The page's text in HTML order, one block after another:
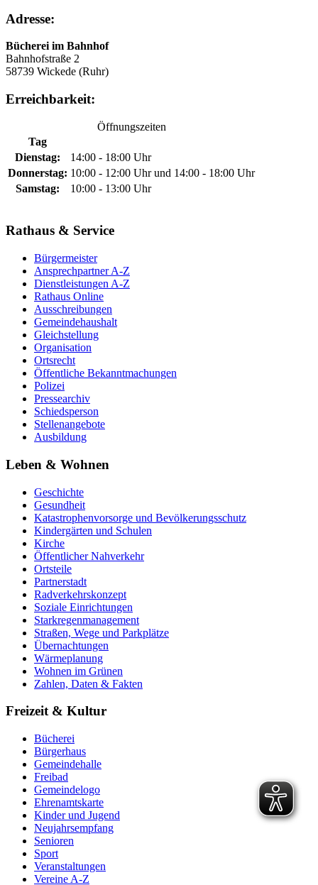
Adresse:
Bücherei im Bahnhof
Bahnhofstraße 2
58739 Wickede (Ruhr)
Erreichbarkeit:
Öffnungszeiten
Tag
Dienstag:
14:00 - 18:00 Uhr
Donnerstag: 10:00 - 12:00 Uhr und 14:00 - 18:00 Uhr
Samstag:
10:00 - 13:00 Uhr
Rathaus & Service
Bürgermeister
Ansprechpartner A-Z
Dienstleistungen A-Z
Rathaus Online
Ausschreibungen
Gemeindehaushalt
Gleichstellung
Organisation
Ortsrecht
Öffentliche Bekanntmachungen
Polizei
Pressearchiv
Schiedsperson
Stellenangebote
Ausbildung
Leben & Wohnen
Geschichte
Gesundheit
Katastrophenvorsorge und Bevölkerungsschutz
Kindergärten und Schulen
Kirche
Öffentlicher Nahverkehr
Ortsteile
Partnerstadt
Radverkehrskonzept
Soziale Einrichtungen
Starkregenmanagement
Straßen, Wege und Parkplätze
Übernachtungen
Wärmeplanung
Wohnen im Grünen
Zahlen, Daten & Fakten
Freizeit & Kultur
Bücherei
Bürgerhaus
Gemeindehalle
Freibad
Gemeindelogo
Ehrenamtskarte
Kinder und Jugend
Neujahrsempfang
Senioren
Sport
Veranstaltungen
Vereine A-Z